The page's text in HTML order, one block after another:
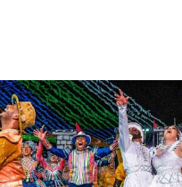
se da volumosa
o Rio de Janeiro e
de Uruguai. O Barão de
dedicação à atividade